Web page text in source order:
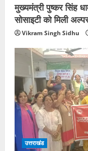
मुख्यमंत्री पुष्कर सिंह
सोसाइटी को मिली
Vikram Singh Sidhu
उत्तराखंड